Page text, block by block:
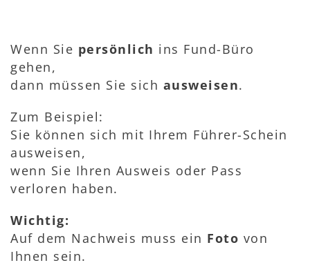
Wenn Sie persönlich ins Fund-Büro
gehen,
dann müssen Sie sich ausweisen.
Zum Beispiel:
Sie können sich mit Ihrem Führer-Schein
ausweisen,
wenn Sie Ihren Ausweis oder Pass
verloren haben.
Wichtig:
Auf dem Nachweis muss ein Foto von
Ihnen sein.